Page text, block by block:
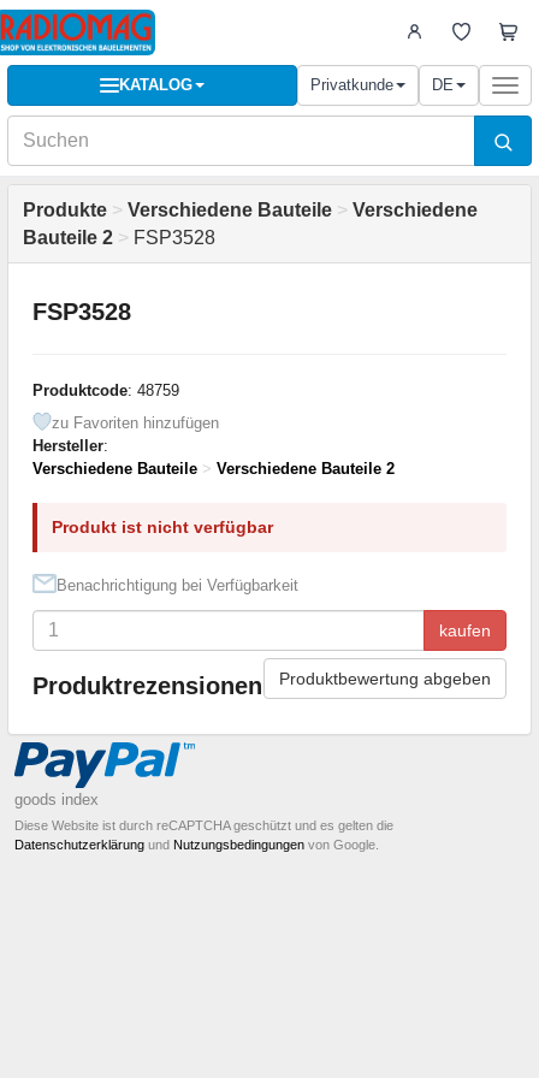
KATALOG Privatkunde DE
Produkte > Verschiedene Bauteile > Verschiedene
Bauteile 2 > FSP3528
FSP3528
Produktcode: 48759
zu Favoriten hinzufügen
Hersteller:
Verschiedene Bauteile > Verschiedene Bauteile 2
Produkt ist nicht verfügbar
Benachrichtigung bei Verfügbarkeit
kaufen
Produktrezensionen Produktbewertung abgeben
goods index
Diese Website ist durch reCAPTCHA geschützt und es gelten die
Datenschutzerklärung und Nutzungsbedingungen von Google.